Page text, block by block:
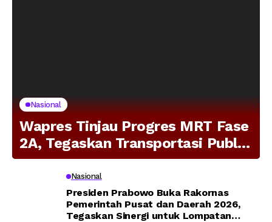
Nasional
Wapres Tinjau Progres MRT Fase
2A, Tegaskan Transportasi Publik
Modern Jadi Prioritas Nasional
Nasional
Presiden Prabowo Buka Rakornas
Pemerintah Pusat dan Daerah 2026,
Tegaskan Sinergi untuk Lompatan